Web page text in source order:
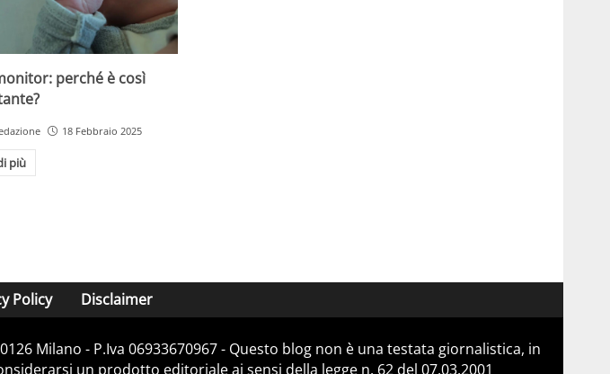
perché è così
18 Febbraio 2025
più
Policy Disclaimer
Milano - P.Iva 06933670967 - Questo blog non è una testata giornalistica, in
un prodotto editoriale ai sensi della legge n. 62 del 07.03.2001